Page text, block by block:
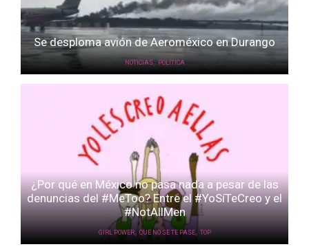
Se desploma avión de Aeroméxico en Durango
NOTICIAS,POLÍTICA
¿Por qué en México no pasa nada a pesar de las
denuncias del #MeToo? Entre el #YoSíTeCreo y el
#NotAllMen
GIRL POWER,QUE NO SE TE PASE, TOP